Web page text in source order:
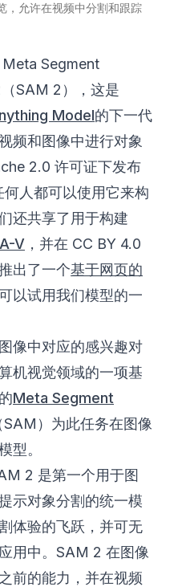
，允许在视频中分割和跟踪
Segment
SAM 2），这是
Model的下一代
频和图像中进行对象
2.0 许可证下发布
人都可以使用它来构
还共享了用于构建
V ，并在 CC BY 4.0
出了一个基于网页的
以试用我们模型的一
像中对应的感兴趣对
机视觉领域的一项基
Meta Segment
SAM）为此任务在图像
型。
2 是第一个用于图
示对象分割的统一模
体验的飞跃，并可无
用中。SAM 2 在图像
前的能力，并在视频